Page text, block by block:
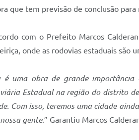
que tem previsão de conclusão
com o Prefeito Marcos
onde as rodovias estaduais são
é uma obra de grande importância
Estadual na região do distrito
Com isso, teremos uma cidade
gente.” Garantiu Marcos